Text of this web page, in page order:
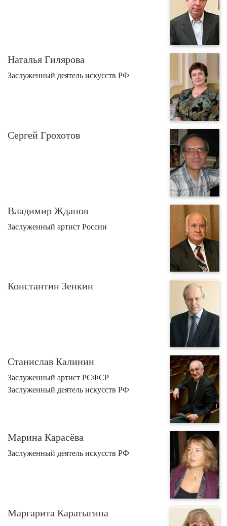
Наталья Гилярова
Заслуженный деятель искусств РФ
Сергей Грохотов
Владимир Жданов
Заслуженный артист России
Константин Зенкин
Станислав Калинин
Заслуженный артист РСФСР
Заслуженный деятель искусств РФ
Марина Карасёва
Заслуженный деятель искусств РФ
Маргарита Каратыгина